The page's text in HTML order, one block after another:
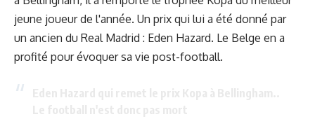
jeune joueur de l'année. Un prix qui lui a été donné par
un ancien du Real Madrid : Eden Hazard. Le Belge en a
profité pour évoquer sa vie post-football.